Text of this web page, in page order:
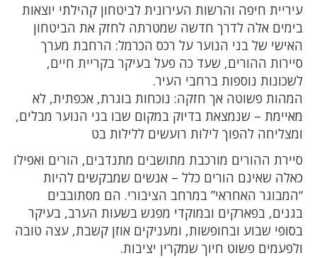
עיריית חיפה והרשות העירונית לביטחון קהילתי יוצאות
בימים אלה לדרך חדשה שמטרתה לחזק את הביטחון
האישי של בני הנוער על רכס הכרמל: הרחבת מערך
סיירות ההורים, שעד כה פעל בעיקר בקריית חיים,
לשכונות נוספות ברחבי העיר.
המהות פשוטה אך חזקה: נוכחות בוגרת, אכפתית, לא
מאיימת – שנמצאת בדיוק במקום שבו בני הנוער מבלים,
ומצליחה להפוך לילות רועשים ללילות בט
סיירת ההורים מורכבת מתושבים מתנדבים, הורים ואפילו
כאלה שאינם הורים כלל – אנשים שמבקשים להיות
“המבוגר האחראי” במרחב הציבורי. הם מסתובבים
בגנים, בפארקים ובמוקדי מפגש בשעות הערב, בעיקר
בסופי שבוע ובחופשות, ומעניקים אוזן קשבת, עצה טובה
ולפעמים פשוט חיוך שמקרין יציבות.